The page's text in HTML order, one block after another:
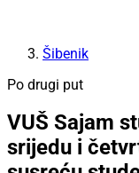
Šibenik
Po drugi put
VUŠ Sajam
srijedu i